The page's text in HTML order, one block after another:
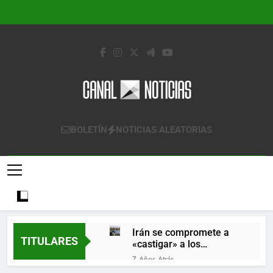
Canal Noticias
Canal Noticias
BOLETÍN NOTICIAS ALEATORIAS
TITULARES
Irán se compromete a
«castigar» a los
responsables de
derribar un avión
7 Años Atrás